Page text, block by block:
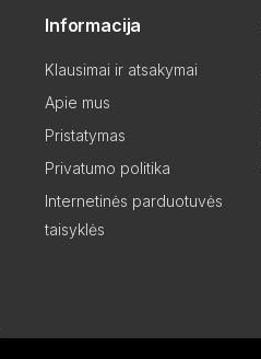
Informacija
Klausimai ir atsakymai
Apie mus
Pristatymas
Privatumo politika
Internetinės parduotuvės
taisyklės